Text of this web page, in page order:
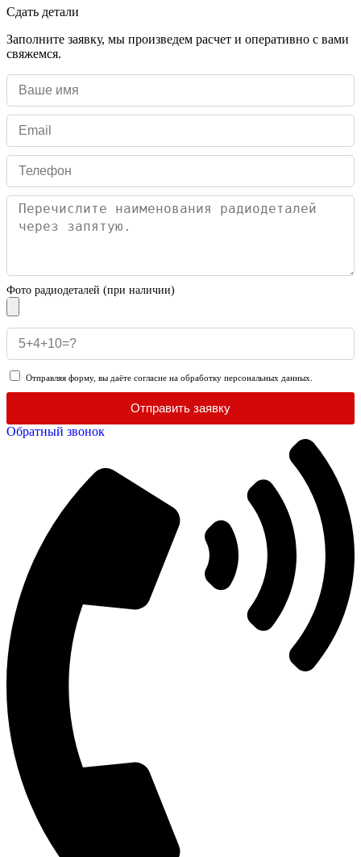
Сдать детали
Заполните заявку, мы произведем расчет и оперативно с вами
свяжемся.
Фото радиодеталей (при наличии)
Отправляя форму, вы даёте согласие на обработку персональных данных.
Отправить заявку
Обратный звонок